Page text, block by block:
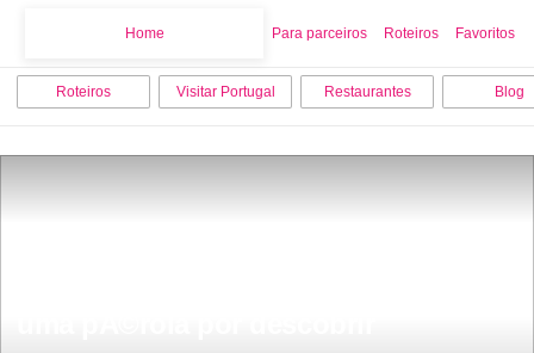
Home Para parceiros Roteiros Favoritos
Roteiros Visitar Portugal Restaurantes Blog